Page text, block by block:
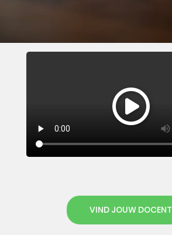
VIND JOUW DOCENT